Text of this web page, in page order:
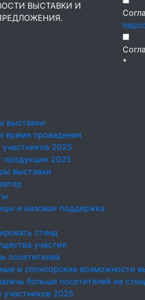
ВЫСТАВКИ И
*
выставки
время проведения
2025
продукции 2025
выставки
и визовая поддержка
стенд
участия
посетителей
и спонсорские возможности
больше посетителей на
2025